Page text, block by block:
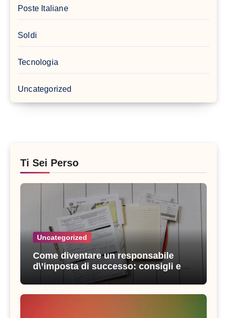
Poste Italiane
Soldi
Tecnologia
Uncategorized
Ti Sei Perso
Uncategorized
Come diventare un responsabile
d\’imposta di successo: consigli e
strategie vincenti